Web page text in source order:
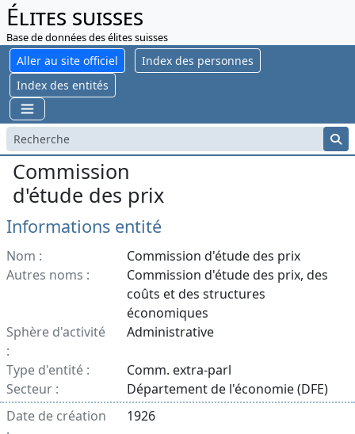
Élites suisses
Base de données des élites suisses
Aller au site officiel
Index des personnes
Index des entités
Commission
d'étude des prix
Informations entité
Nom :
Commission d'étude des prix
Autres noms :
Commission d'étude des prix, des
coûts et des structures
économiques
Sphère d'activité
:
Administrative
Type d'entité :
Comm. extra-parl
Secteur :
Département de l'économie (DFE)
Date de création
1926